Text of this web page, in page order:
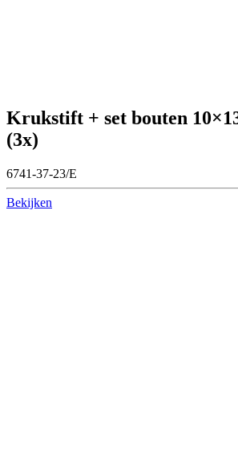
Krukstift + set bouten
(3x)
6741-37-23/E
Bekijken